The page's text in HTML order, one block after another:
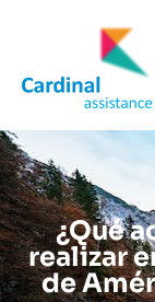
¿Qué
realizar
de